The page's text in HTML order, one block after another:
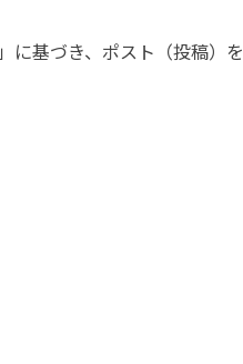
」に基づき、ポスト（投稿）を